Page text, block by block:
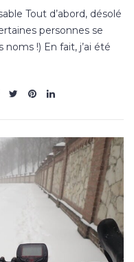
Tout d’abord, désolé
personnes se
noms !) En fait, j’ai été